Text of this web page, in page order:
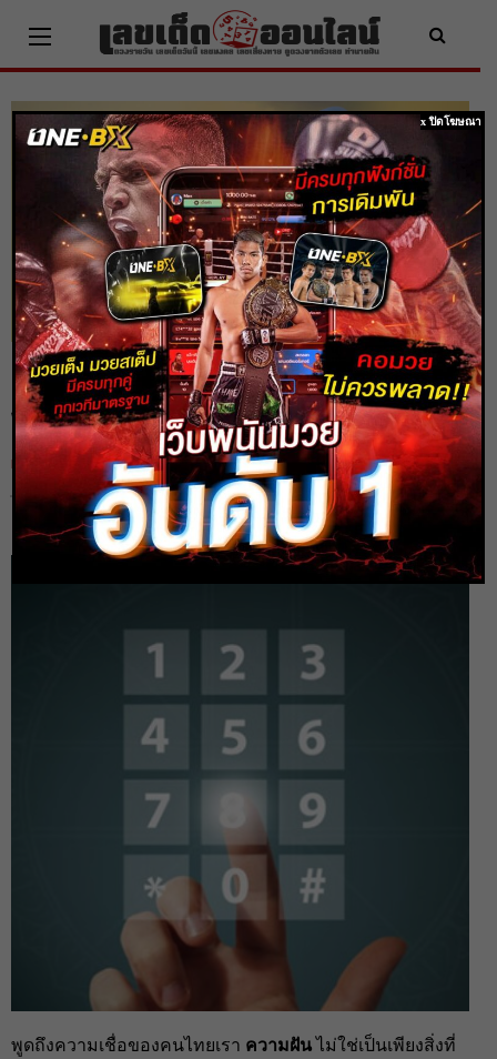
content
ตีเลข จากเบอร์โทร ทำนายฝันจากเบอร์โทร
ง่ายๆ ด้วยตัวเอง
Home ทำนายฝัน/ตีเลข ตีเลข จากเบอร์โทร ทำนายฝันจากเบอร์โทร ง่ายๆ ด้วยตัวเอง
heng99 28 ธ.ค. 2019
พูดถึงความเชื่อของคนไทยเรา ความฝันไม่ใช่เป็นเพียงสิ่งที่
x ปิดโฆษณา